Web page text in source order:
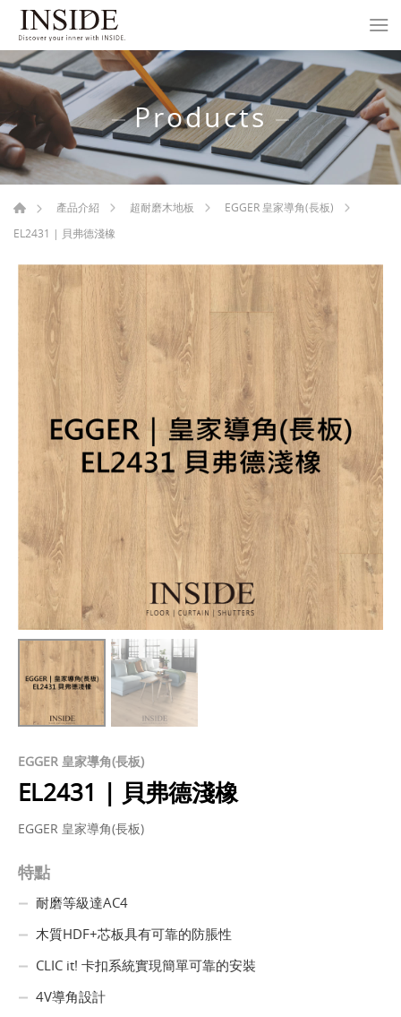
Products
產品介紹 超耐磨木地板
EGGER 皇家導角(長板)
EL2431 | 貝弗德淺橡
EGGER 皇家導角(長板)
EL2431 | 貝弗德淺橡
EGGER 皇家導角(長板)
特點
耐磨等級達AC4
木質HDF+芯板具有可靠的防脹性
CLIC it! 卡扣系統實現簡單可靠的安裝
4V導角設計